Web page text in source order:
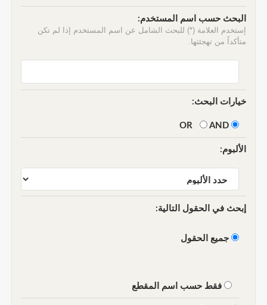
البحث حسب اسم المستخدم:
إستخدم العلامة (*) للبحث الشامل عن اسم المستخدم إذا لم تكن
متأكداً من تهجئتها.
خيارات البحث:
AND
الألبوم:
إبحث في الحقول التالية:
جميع الحقول
فقط حسب اسم المقطع